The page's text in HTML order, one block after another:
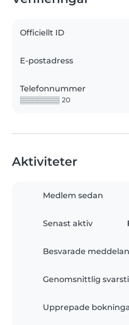
Officiellt ID
E-postadress
Telefonnummer
▒▒▒▒▒▒▒▒ 20
Aktiviteter
Medlem sedan
Senast aktiv
Besvarade
Genomsnittlig
Upprepade